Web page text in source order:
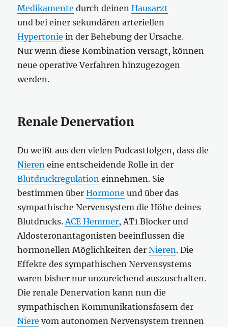
Medikamente durch deinenHausarzt
und bei einer sekundären arteriellen
Hypertonie in der Behebung der Ursache.
Nur wenn diese Kombination versagt, können
neue operative Verfahren hinzugezogen
werden.
Renale Denervation
Du weißt aus den vielen Podcastfolgen, dass die
Nieren eine entscheidende Rolle in der
Blutdruckregulation einnehmen. Sie
bestimmen überHormone und über das
sympathische Nervensystem die Höhe deines
Blutdrucks.ACE Hemmer, AT1 Blocker und
Aldosteronantagonisten beeinflussen die
hormonellen Möglichkeiten derNieren. Die
Effekte des sympathischen Nervensystems
waren bisher nur unzureichend auszuschalten.
Die renale Denervation kann nun die
sympathischen Kommunikationsfasern der
Niere vom autonomen Nervensystem trennen